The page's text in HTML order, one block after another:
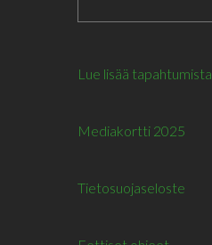
Lue lisää tapahtumista
Mediakortti 2025
Tietosuojaseloste